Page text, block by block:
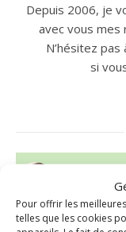
Pour offrir les
telles que les cookies
Depuis 2006, je
avec vous mes
N’hésitez
si
nadcuisine